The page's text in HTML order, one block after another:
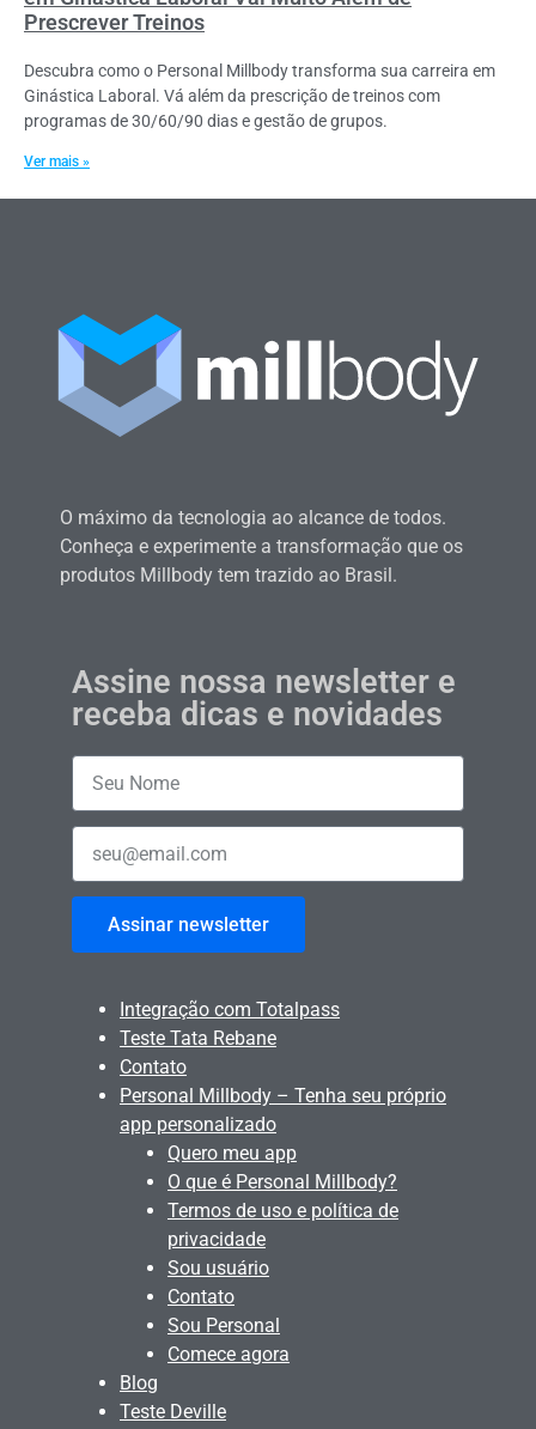
Prescrever Treinos
Descubra como o Personal Millbody transforma sua carreira em
Ginástica Laboral. Vá além da prescrição de treinos com
programas de 30/60/90 dias e gestão de grupos.
Ver mais »
O máximo da tecnologia ao alcance de todos.
Conheça e experimente a transformação que os
produtos Millbody tem trazido ao Brasil.
Assine nossa newsletter e
receba dicas e novidades
Assinar newsletter
Integração com Totalpass
Teste Tata Rebane
Contato
Personal Millbody – Tenha seu próprio
app personalizado
Quero meu app
O que é Personal Millbody?
Termos de uso e política de
privacidade
Sou usuário
Contato
Sou Personal
Comece agora
Blog
Teste Deville